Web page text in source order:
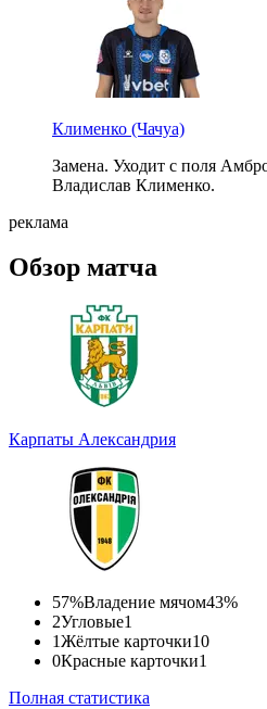
Клименко (Чачуа)
Замена. Уходит с поля
Владислав Клименко.
реклама
Обзор матча
Карпаты Александрия
57%Владение мячом43%
2Угловые1
1Жёлтые карточки10
0Красные карточки1
Полная статистика